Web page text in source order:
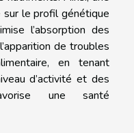
le profil génétique
l’absorption des
de troubles
en tenant
d’activité et des
une santé